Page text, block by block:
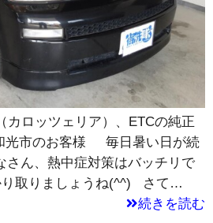
カロッツェリア）、ETCの純正
光市のお客様 毎日暑い日が続
ん、熱中症対策はバッチリで
り取りましょうね(^^) さて…
続きを読む